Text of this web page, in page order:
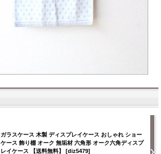
ガラスケース 木製 ディスプレイケース おしゃれ ショー
ケース 飾り棚 オーク 無垢材 六角形 オーク六角ディスプ
レイケース 【送料無料】 [diz5479]